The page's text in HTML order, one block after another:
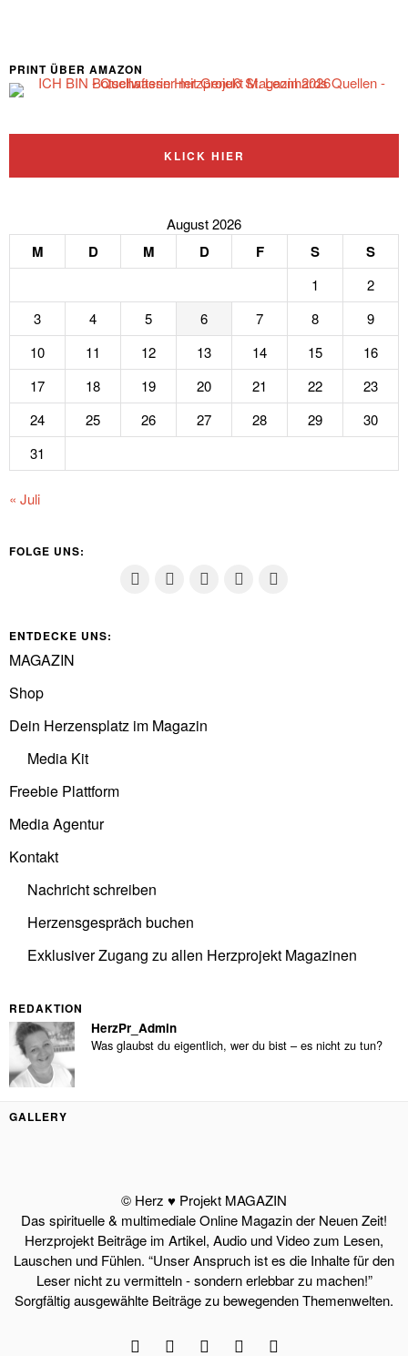
PRINT ÜBER AMAZON
KLICK HIER
August 2026
M D M D F S S
1
2
3
4 5 6 7 8
9
10
11 12 13 14 15
16
17
18 19 20 21 22
23
24
25 26 27 28 29
30
31
« Juli
FOLGE UNS:
ENTDECKE UNS:
MAGAZIN
Shop
Dein Herzensplatz im Magazin
Media Kit
Freebie Plattform
Media Agentur
Kontakt
Nachricht schreiben
Herzensgespräch buchen
Exklusiver Zugang zu allen Herzprojekt Magazinen
REDAKTION
HerzPr_Admin
Was glaubst du eigentlich, wer du bist – es nicht zu tun?
GALLERY
© Herz ♥ Projekt MAGAZIN
Das spirituelle & multimediale Online Magazin der Neuen Zeit!
Herzprojekt Beiträge im Artikel, Audio und Video zum Lesen,
Lauschen und Fühlen. “Unser Anspruch ist es die Inhalte für den
Leser nicht zu vermitteln - sondern erlebbar zu machen!”
Sorgfältig ausgewählte Beiträge zu bewegenden Themenwelten.